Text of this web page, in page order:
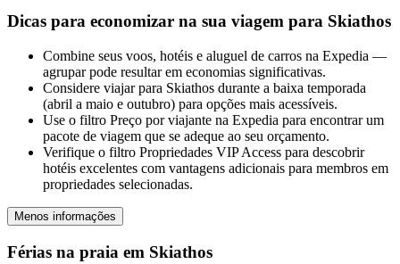
Dicas para economizar na sua viagem para Skiathos
Combine seus voos, hotéis e aluguel de carros na Expedia —
agrupar pode resultar em economias significativas.
Considere viajar para Skiathos durante a baixa temporada
(abril a maio e outubro) para opções mais acessíveis.
Use o filtro Preço por viajante na Expedia para encontrar um
pacote de viagem que se adeque ao seu orçamento.
Verifique o filtro Propriedades VIP Access para descobrir
hotéis excelentes com vantagens adicionais para membros em
propriedades selecionadas.
Menos informações
Férias na praia em Skiathos